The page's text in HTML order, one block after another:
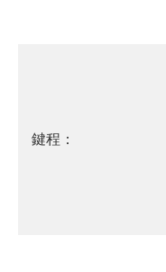
鍵程：